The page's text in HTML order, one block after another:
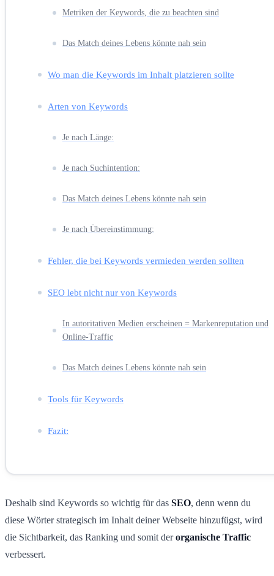
Metriken der Keywords, die zu beachten sind
Das Match deines Lebens könnte nah sein
Wo man die Keywords im Inhalt platzieren sollte
Arten von Keywords
Je nach Länge:
Je nach Suchintention:
Das Match deines Lebens könnte nah sein
Je nach Übereinstimmung:
Fehler, die bei Keywords vermieden werden sollten
SEO lebt nicht nur von Keywords
In autoritativen Medien erscheinen = Markenreputation und
Online-Traffic
Das Match deines Lebens könnte nah sein
Tools für Keywords
Fazit:
Deshalb sind Keywords so wichtig für das SEO, denn wenn du
diese Wörter strategisch im Inhalt deiner Webseite hinzufügst, wird
die Sichtbarkeit, das Ranking und somit derorganische Traffic
verbessert.